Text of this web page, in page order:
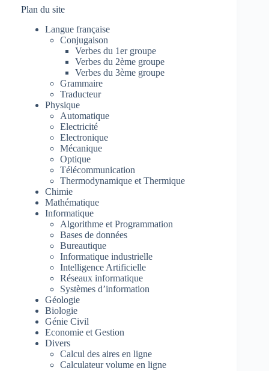
Plan du site
Langue française
Conjugaison
Verbes du 1er groupe
Verbes du 2ème groupe
Verbes du 3ème groupe
Grammaire
Traducteur
Physique
Automatique
Electricité
Electronique
Mécanique
Optique
Télécommunication
Thermodynamique et Thermique
Chimie
Mathématique
Informatique
Algorithme et Programmation
Bases de données
Bureautique
Informatique industrielle
Intelligence Artificielle
Réseaux informatique
Systèmes d’information
Géologie
Biologie
Génie Civil
Economie et Gestion
Divers
Calcul des aires en ligne
Calculateur volume en ligne